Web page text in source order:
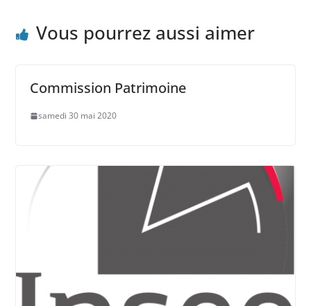
Vous pourrez aussi aimer
Commission Patrimoine
samedi 30 mai 2020